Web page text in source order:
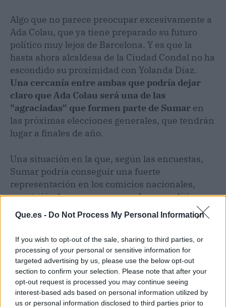
Que.es - Do Not Process My Personal Information
If you wish to opt-out of the sale, sharing to third parties, or
processing of your personal or sensitive information for
targeted advertising by us, please use the below opt-out
section to confirm your selection. Please note that after your
opt-out request is processed you may continue seeing
interest-based ads based on personal information utilized by
us or personal information disclosed to third parties prior to
Algo que no parece preocupar excesivamente a
Ada Colau, que ya tiene preparado su futuro
político muy lejos de Barcelona. Y es que la
hasta ahora alcaldesa de la Ciudad Condal no ha
escondido su proximidad con Yolanda Díaz.
Una cercanía entre ambas que podría dejar
claro que Ada Colau será una de las
"agraciadas" que formen parte de Sumar en
las próximas elecciones generales, que tendrán
lugar a finales de año.
Una situación en la que, según las encuestas,
Sumar podría conseguir una fuerte
representación en los comicios nacionales,
convirtiéndose en una nueva fuerza política
que se "coma" a Unidas Podemos en gran
medida.
Una posible entrada en el Congreso de
los Diputados que podría llevar a Ada Colau al
Parlamento en Madrid,e incluso, de llegar
Sumar a llegar a un acuerdo con otras
formaciones, hacer que la alcaldesa de
Barcelona llegue a convertirse en ministra a
nivel nacional.